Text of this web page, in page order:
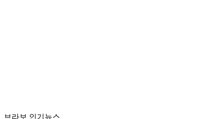
브라보 인기뉴스